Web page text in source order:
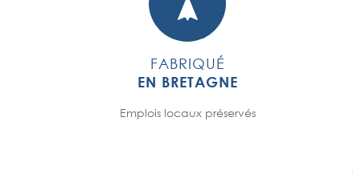
FABRIQUÉ
EN BRETAGNE
Emplois locaux préservés